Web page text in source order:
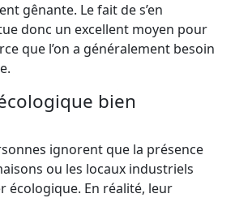
gênante. Le fait de s’en
donc un excellent moyen pour
que l’on a généralement besoin
bien
ignorent que la présence
ou les locaux industriels
écologique. En réalité, leur